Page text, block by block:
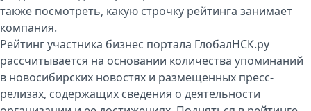
также посмотреть, какую строчку рейтинга занимает
компания.
Рейтинг участника бизнес портала ГлобалНСК.ру
рассчитывается на основании количества упоминаний
в новосибирских новостях и размещенных пресс-
релизах, содержащих сведения о деятельности